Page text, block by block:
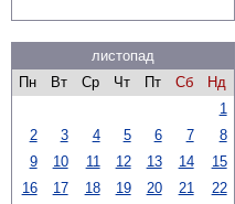
листопад
Пн
Вт Ср Чт Пт Сб
Нд
1
2
3 4 5 6 7
8
9
10 11 12 13 14
15
16
17 18 19 20 21 22